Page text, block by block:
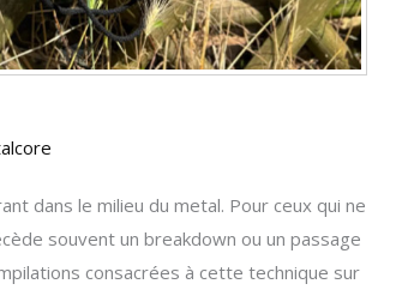
dans le milieu du metal. Pour ceux qui ne
souvent un breakdown ou un passage
consacrées à cette technique sur